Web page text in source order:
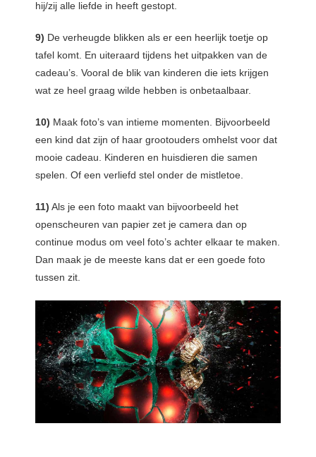
hij/zij alle liefde in heeft gestopt.
9) De verheugde blikken als er een heerlijk toetje op
tafel komt. En uiteraard tijdens het uitpakken van de
cadeau’s. Vooral de blik van kinderen die iets krijgen
wat ze heel graag wilde hebben is onbetaalbaar.
10) Maak foto’s van intieme momenten. Bijvoorbeeld
een kind dat zijn of haar grootouders omhelst voor dat
mooie cadeau. Kinderen en huisdieren die samen
spelen. Of een verliefd stel onder de mistletoe.
11) Als je een foto maakt van bijvoorbeeld het
openscheuren van papier zet je camera dan op
continue modus om veel foto’s achter elkaar te maken.
Dan maak je de meeste kans dat er een goede foto
tussen zit.